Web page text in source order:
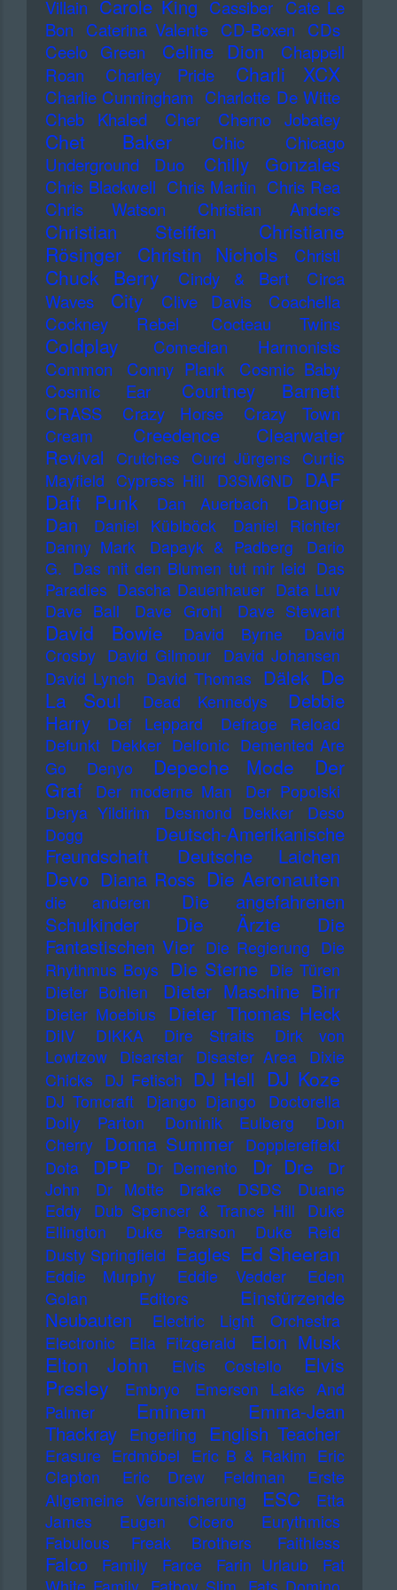
Villain Carole King Cassiber Cate Le
Bon
Caterina Valente CD-Boxen
CDs
Ceelo Green
Celine Dion
Chappell
Roan
Charley Pride Charli XCX
Charlie Cunningham Charlotte De Witte
Cheb Khaled
Cher Cherno Jobatey
Chet Baker Chic
Chicago
Underground Duo
Chilly Gonzales
Chris Blackwell Chris Martin Chris Rea
Chris Watson
Christian Anders
Christian Steiffen
Christiane
Rösinger
Christin Nichols Christl
Chuck Berry Cindy & Bert
Circa
Waves
City Clive Davis
Coachella
Cockney Rebel
Cocteau Twins
Coldplay
Comedian Harmonists
Common
Conny Plank
Cosmic Baby
Cosmic Ear
Courtney Barnett
CRASS Crazy Horse Crazy Town
Cream
Creedence Clearwater
Revival
Crutches Curd Jürgens Curtis
Mayfield Cypress Hill D3SM6ND DAF
Daft Punk Dan Auerbach
Danger
Dan
Daniel Küblböck
Daniel Richter
Danny Mark
Dapayk & Padberg
Dario
G. Das mit den Blumen tut mir leid Das
Paradies Dascha Dauenhauer Data Luv
Dave Ball
Dave Grohl Dave Stewart
David Bowie David Byrne
David
Crosby David Gilmour David Johansen
David Lynch David Thomas Dälek De
La Soul
Dead Kennedys
Debbie
Harry
Def Leppard
Defrage Reload
Defunkt Dekker Delfonic Demented Are
Go
Denyo Depeche Mode
Der
Graf
Der moderne Man
Der Popolski
Derya Yildirim
Desmond Dekker
Deso
Dogg
Deutsch-Amerikanische
Freundschaft
Deutsche Laichen
Devo Diana Ross Die Aeronauten
die anderen
Die angefahrenen
Schulkinder
Die Ärzte
Die
Fantastischen Vier Die Regierung Die
Rhythmus Boys Die Sterne Die Türen
Dieter Bohlen
Dieter Maschine Birr
Dieter Moebius Dieter Thomas Heck
DiIV DIKKA Dire Straits
Dirk von
Lowtzow
Disarstar Disaster Area
Dixie
Chicks DJ Fetisch DJ Hell DJ Koze
DJ Tomcraft Django Django
Doctorella
Dolly Parton
Dominik Eulberg
Don
Cherry Donna Summer Dopplereffekt
Dota
DPP Dr Demento Dr Dre
Dr
John
Dr Motte Drake DSDS
Duane
Eddy
Dub Spencer & Trance Hill
Duke
Ellington
Duke Pearson
Duke Reid
Dusty Springfield Eagles Ed Sheeran
Eddie Murphy Eddie Vedder
Eden
Golan
Editors
Einstürzende
Neubauten
Electric Light Orchestra
Electronic
Ella Fitzgerald Elon Musk
Elton John Elvis Costello
Elvis
Presley
Embryo
Emerson Lake And
Palmer
Eminem
Emma-Jean
Thackray
Engerling English Teacher
Erasure Erdmöbel Eric B & Rakim Eric
Clapton
Eric Drew Feldman
Erste
Allgemeine Verunsicherung
ESC
Etta
James
Eugen Cicero
Eurythmics
Fabulous Freak Brothers
Faithless
Falco Family Farce Farin Urlaub
Fat